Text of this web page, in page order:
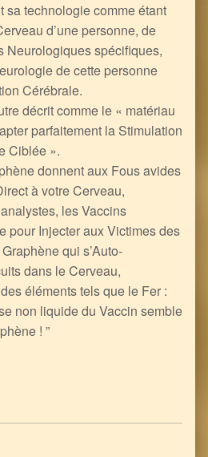
sa technologie comme étant
d’une personne, de
Neurologiques spécifiques,
de cette personne
Cérébrale.
décrit comme le « matériau
parfaitement la Stimulation
Ciblée ».
donnent aux Fous avides
à votre Cerveau,
les Vaccins
pour Injecter aux Victimes des
qui s’Auto-
dans le Cerveau,
éléments tels que le Fer :
non liquide du Vaccin semble
! ”